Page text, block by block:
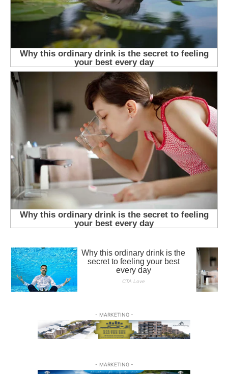
- MARKETING -
- MARKETING -